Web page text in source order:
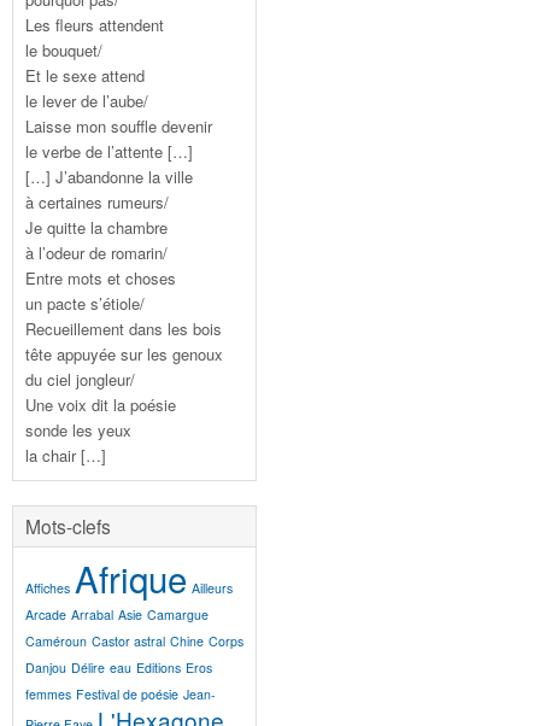
Les fleurs attendent
le bouquet/
Et le sexe attend
le lever de l’aube/
Laisse mon souffle devenir
le verbe de l’attente […]
[…] J’abandonne la ville
à certaines rumeurs/
Je quitte la chambre
à l’odeur de romarin/
Entre mots et choses
un pacte s’étiole/
Recueillement dans les bois
tête appuyée sur les genoux
du ciel jongleur/
Une voix dit la poésie
sonde les yeux
la chair […]
Mots-clefs
Affiches Afrique Ailleurs
Arcade Arrabal Asie Camargue
Caméroun Castor astral Chine Corps
Danjou Délire eau Editions Eros
femmes Festival de poésie Jean-
L'Hexagone